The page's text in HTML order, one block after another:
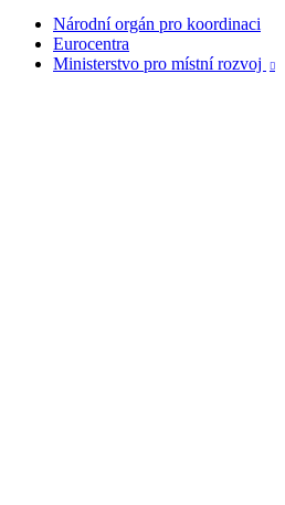
Národní orgán pro koordinaci
Eurocentra
Ministerstvo pro místní rozvoj
